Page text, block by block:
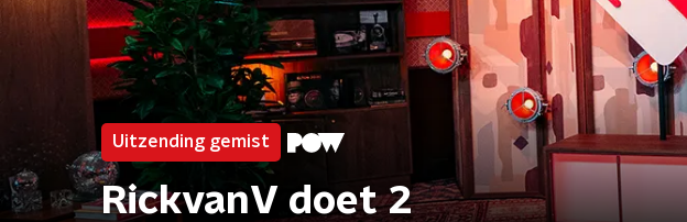
Uitzending gemist
RickvanV doet 2